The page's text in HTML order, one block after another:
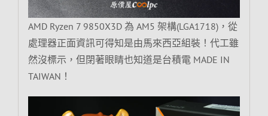
AMD Ryzen 7 9850X3D 為 AM5 架構(LGA1718)，從
處理器正面資訊可得知是由馬來西亞組裝！代工雖
然沒標示，但閉著眼睛也知道是台積電 MADE IN
TAIWAN！